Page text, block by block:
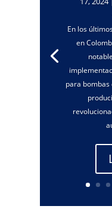
En los
en
para bombas